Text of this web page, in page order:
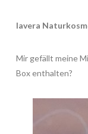
lavera
Mir gefällt meine
Box enthalten?